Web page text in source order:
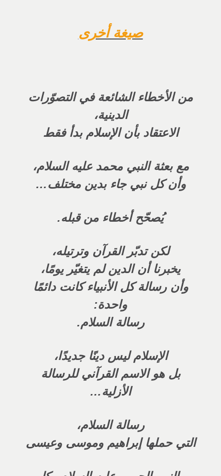
صيغة أخرى
من الأخطاء الشائعة في التصوّرات
الدينية،
الاعتقاد بأن الإسلام بدأ فقط
مع بعثة النبي محمد عليه السلام،
وأن كل نبي جاء بدين مختلف…
يُصحّح أخطاء من قبله.
لكن تدبّر القرآن وترتيله،
يخبرنا أنالدين لم يتغيّر يومًا،
وأن رسالة كل الأنبياء كانت دائمًا
واحدة:
رسالةالسلام.
الإسلام ليس دينًا جديدًا،
بل هو الاسم القرآني للرسالة
الأزلية…
رسالة السلام،
التي حملها إبراهيم وموسى وعيسى